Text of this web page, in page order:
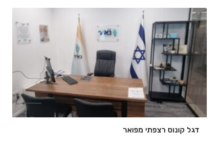
דגל קונוס רצפתי מפואר